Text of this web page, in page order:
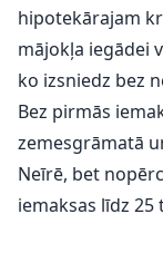
hipotekārajam
mājokļa iegādei
ko izsniedz bez
Bez pirmās
zemesgrāmatā
Neīrē, bet
iemaksas līdz 25